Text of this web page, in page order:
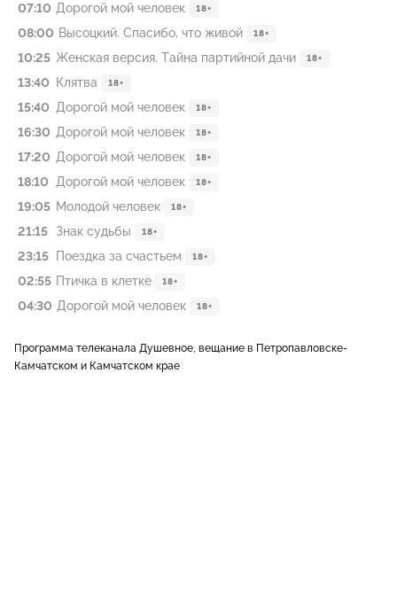
07:10 Дорогой мой человек 18+
08:00 Высоцкий. Спасибо, что живой 18+
10:25 Женская версия. Тайна партийной дачи 18+
13:40 Клятва 18+
15:40 Дорогой мой человек 18+
16:30 Дорогой мой человек 18+
17:20 Дорогой мой человек 18+
18:10 Дорогой мой человек 18+
19:05 Молодой человек 18+
21:15 Знак судьбы 18+
23:15 Поездка за счастьем 18+
02:55 Птичка в клетке 18+
04:30 Дорогой мой человек 18+
Программа телеканала Душевное, вещание в Петропавловске-
Камчатском и Камчатском крае